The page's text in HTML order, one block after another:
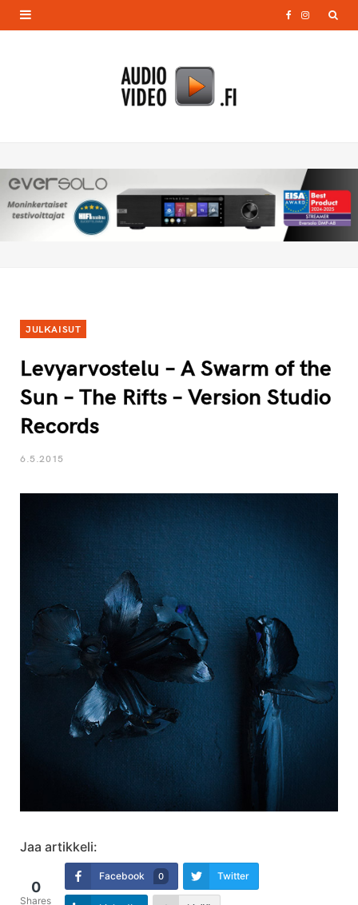
o
k
I
r
a
JULKAISUT
Levyarvostelu – A Swarm of the
Sun – The Rifts – Version Studio
Records
6.5.2015
Jaa artikkeli:
0
Shares
Facebook 0 Twitter